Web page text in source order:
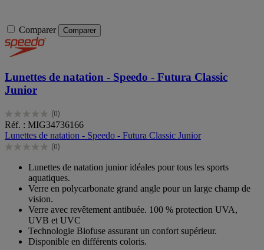
Comparer Comparer
Lunettes de natation - Speedo - Futura Classic
Junior
(0)
0.0
sur
5
étoiles.
Réf. : MIG34736166
Lunettes de natation - Speedo - Futura Classic Junior
(0)
0.0
étoiles.
Lunettes de natation junior idéales pour tous les sports
aquatiques.
Verre en polycarbonate grand angle pour un large champ de
vision.
Verre avec revêtement antibuée. 100 % protection UVA,
UVB et UVC
Technologie Biofuse assurant un confort supérieur.
Disponible en différents coloris.